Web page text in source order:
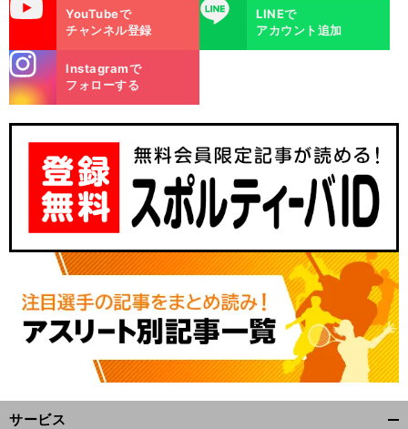
YouTubeで
チャンネル登録
LINE
LINEで
アカウント追加
m
Instagramで
フォローする
サービス